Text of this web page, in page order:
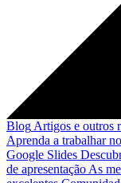
Blog Artigos e outros
Aprenda a trabalhar
Google Slides
de apresentação As